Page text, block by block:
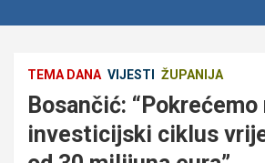
TEMA DANA VIJESTI ŽUPANIJA
Bosančić: “Pokrećemo
investicijski ciklus